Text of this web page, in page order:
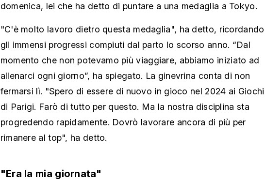
domenica, lei che ha detto di puntare a una medaglia a Tokyo.
"C'è molto lavoro dietro questa medaglia", ha detto, ricordando
gli immensi progressi compiuti dal parto lo scorso anno. “Dal
momento che non potevamo più viaggiare, abbiamo iniziato ad
allenarci ogni giorno”, ha spiegato. La ginevrina conta di non
fermarsi lì. "Spero di essere di nuovo in gioco nel 2024 ai Giochi
di Parigi. Farò di tutto per questo. Ma la nostra disciplina sta
progredendo rapidamente. Dovrò lavorare ancora di più per
rimanere al top", ha detto.
"Era la mia giornata"